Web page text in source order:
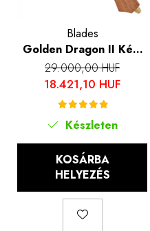
Blades
Golden Dragon II Kés,
konyha és kemping,
kalapált hammerhead,
7Cr17 acél, rózsafa
markolat, 27.5 cm
29.000,00 HUF
18.421,10 HUF
Készleten
KOSÁRBA
HELYEZÉS